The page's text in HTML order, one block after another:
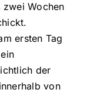
zwei Wochen
ersten Tag
der
von